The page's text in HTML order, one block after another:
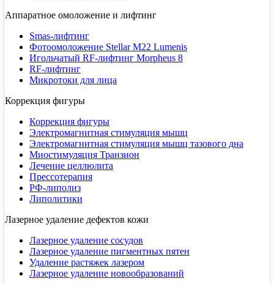
Аппаратное омоложение и лифтинг
Smas-лифтинг
Фотоомоложение Stellar M22 Lumenis
Игольчатый RF-лифтинг Morpheus 8
RF-лифтинг
Микротоки для лица
Коррекция фигуры
Коррекция фигуры
Электромагнитная стимуляция мышц
Электромагнитная стимуляция мышц тазового дна
Миостимуляция Транзион
Лечение целлюлита
Прессотерапия
РФ-липолиз
Липолитики
Лазерное удаление дефектов кожи
Лазерное удаление сосудов
Лазерное удаление пигментных пятен
Удаление растяжек лазером
Лазерное удаление новообразований